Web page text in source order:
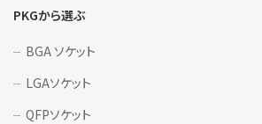
PKGから選ぶ
BGA ソケット
LGAソケット
QFPソケット